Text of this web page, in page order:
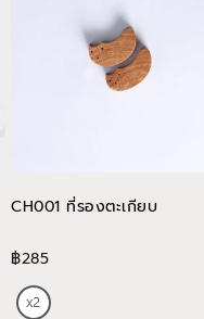
CH001 ที่รองตะเกียบ
฿285